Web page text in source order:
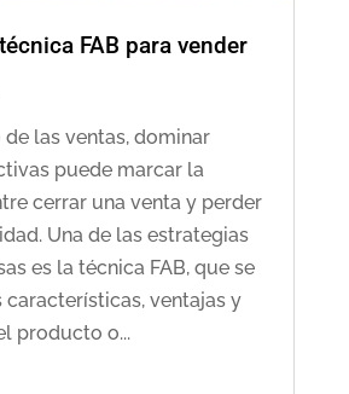
FAB para vender
de las ventas, dominar
puede marcar la
cerrar una venta y perder
Una de las estrategias
es la técnica FAB, que se
características, ventajas y
producto o...